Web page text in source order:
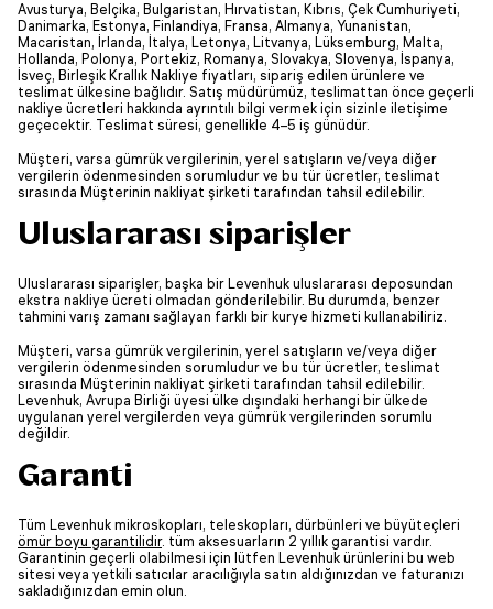
Avusturya, Belçika, Bulgaristan, Hırvatistan, Kıbrıs, Çek Cumhuriyeti,
Danimarka, Estonya, Finlandiya, Fransa, Almanya, Yunanistan,
Macaristan, İrlanda, İtalya, Letonya, Litvanya, Lüksemburg, Malta,
Hollanda, Polonya, Portekiz, Romanya, Slovakya, Slovenya, İspanya,
İsveç, Birleşik Krallık Nakliye fiyatları, sipariş edilen ürünlere ve
teslimat ülkesine bağlıdır. Satış müdürümüz, teslimattan önce geçerli
nakliye ücretleri hakkında ayrıntılı bilgi vermek için sizinle iletişime
geçecektir. Teslimat süresi, genellikle 4–5 iş günüdür.
Müşteri, varsa gümrük vergilerinin, yerel satışların ve/veya diğer
vergilerin ödenmesinden sorumludur ve bu tür ücretler, teslimat
sırasında Müşterinin nakliyat şirketi tarafından tahsil edilebilir.
Uluslararası siparişler
Uluslararası siparişler, başka bir Levenhuk uluslararası deposundan
ekstra nakliye ücreti olmadan gönderilebilir. Bu durumda, benzer
tahmini varış zamanı sağlayan farklı bir kurye hizmeti kullanabiliriz.
Müşteri, varsa gümrük vergilerinin, yerel satışların ve/veya diğer
vergilerin ödenmesinden sorumludur ve bu tür ücretler, teslimat
sırasında Müşterinin nakliyat şirketi tarafından tahsil edilebilir.
Levenhuk, Avrupa Birliği üyesi ülke dışındaki herhangi bir ülkede
uygulanan yerel vergilerden veya gümrük vergilerinden sorumlu
değildir.
Garanti
Tüm Levenhuk mikroskopları, teleskopları, dürbünleri ve büyüteçleri
ömür boyu garantilidir. tüm aksesuarların 2 yıllık garantisi vardır.
Garantinin geçerli olabilmesi için lütfen Levenhuk ürünlerini bu web
sitesi veya yetkili satıcılar aracılığıyla satın aldığınızdan ve faturanızı
sakladığınızdan emin olun.